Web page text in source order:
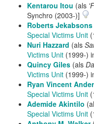
Kentarou Itou (als
Synchro (2003-)]
Roberts Jekabsons
Special Victims Unit
Nuri Hazzard (als
Victims Unit (1999-)
Quincy Giles (als
Victims Unit (1999-)
Ryan Vincent
Special Victims Unit
Ademide Akintilo
Special Victims Unit